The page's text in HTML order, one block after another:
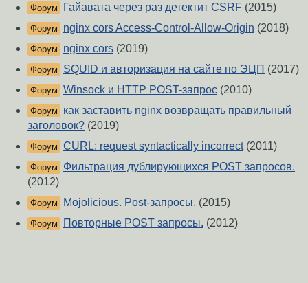
Форум Гайавата через раз детектит CSRF (2015)
Форум nginx cors Access-Control-Allow-Origin (2018)
Форум nginx cors (2019)
Форум SQUID и авторизация на сайте по ЭЦП (2017)
Форум Winsock и HTTP POST-запрос (2010)
Форум
как заставить nginx возвращать правильный
заголовок? (2019)
Форум CURL: request syntactically incorrect(2011)
Форум
Фильтрация дублирующихся POST запросов.
(2012)
Форум Mojolicious. Post-запросы. (2015)
Форум Повторные POST запросы. (2012)